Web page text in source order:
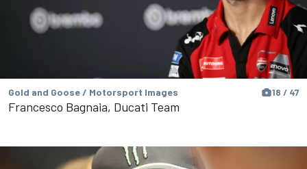
Gold and Goose / Motorsport Images 18 / 47
Francesco Bagnaia, Ducati Team